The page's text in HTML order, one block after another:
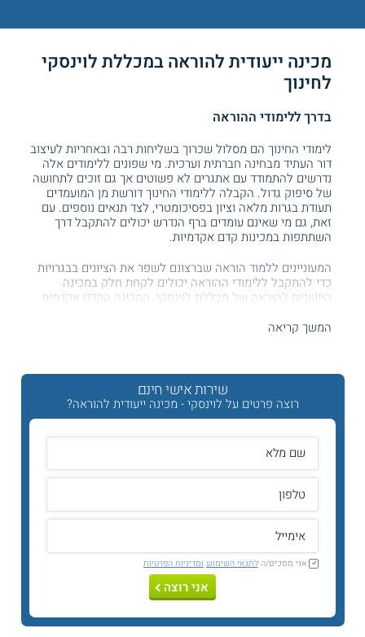
מכינה ייעודית להוראה במכללת לוינסקי
לחינוך
בדרך ללימודי ההוראה
לימודי החינוך הם מסלול שכרוך בשליחות רבה ובאחריות לעיצוב
דור העתיד מבחינה חברתית וערכית. מי שפונים ללימודים אלה
נדרשים להתמודד עם אתגרים לא פשוטים אך גם זוכים לתחושה
של סיפוק גדול. הקבלה ללימודי החינוך דורשת מן המועמדים
תעודת בגרות מלאה וציון בפסיכומטרי, לצד תנאים נוספים. עם
זאת, גם מי שאינם עומדים ברף הנדרש יכולים להתקבל דרך
השתתפות במכינות קדם אקדמיות.
המעוניינים ללמוד הוראה שברצונם לשפר את הציונים בבגרויות
כדי להתקבל ללימודי ההוראה יכולים לקחת חלק במכינה
הייעודית להוראה של מכללת לוינסקי. המכינה הקדם אקדמית
בשיפור הבגרויות שכן תעודת המכינה מחליפה את תעודת הבגרות
היא מתקיימת באישור המועצה להשכלה גבוהה.
תכנית הלימודים
במהלך המכינה הייעודית להוראה הסטודנטים רוכשים מיומנויות
יסוד בתחום ההוראה, שיכולות לסייע להם בהמשך דרכם
החינוךבהתמחויות השונות. כך הם מתוודעים לסוגיות בסיסיות
בהוראה ובפדגוגיה. נוסף על כך, הם צוברים מיומנויות אקדמיות
חשובות ובונים הרגלי למידה מגוונים.
קראו על
המכינה הייעודית להוראה נמשכת כשנה אחת והיא מחולקת לשני
המשך קריאה
שירות אישי חינם
רוצה פרטים על לוינסקי - מכינה ייעודית להוראה?
אני מסכים/הלתנאי השימוש ומדיניות הפרטיות
אני רוצה